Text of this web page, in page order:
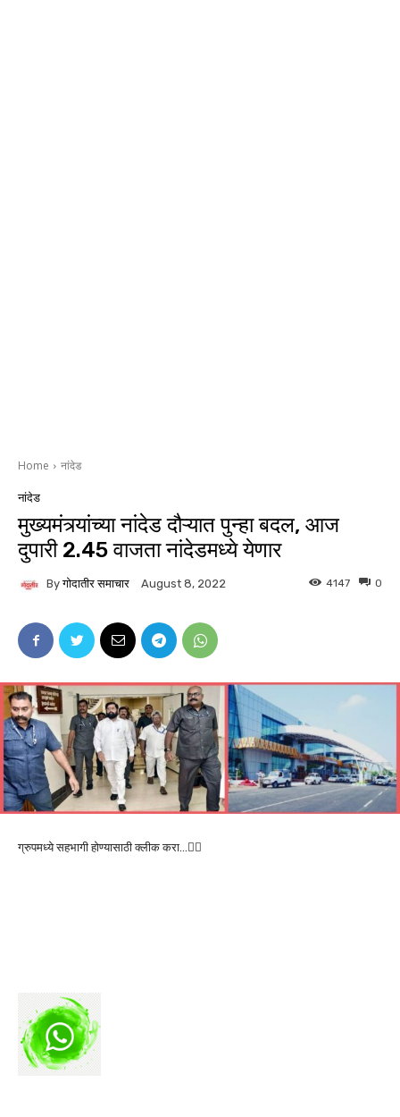
Home नांदेड
नांदेड
मुख्यमंत्र्यांच्या नांदेड दौऱ्यात पुन्हा बदल, आज
दुपारी 2.45 वाजता नांदेडमध्ये येणार
By गोदातीर समाचार August 8, 2022 0
4147
ग्रुपमध्ये सहभागी होण्यासाठी क्लीक करा…👆🏻